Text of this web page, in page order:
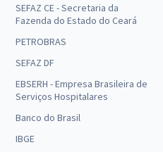
SEFAZ CE - Secretaria da
Fazenda do Estado do Ceará
PETROBRAS
SEFAZ DF
EBSERH - Empresa Brasileira de
Serviços Hospitalares
Banco do Brasil
IBGE